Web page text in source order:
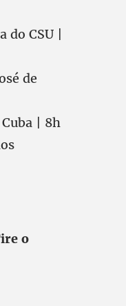
CSU |
de
| 8h
o